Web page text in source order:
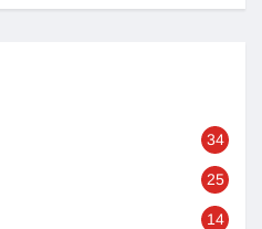
34
25
14